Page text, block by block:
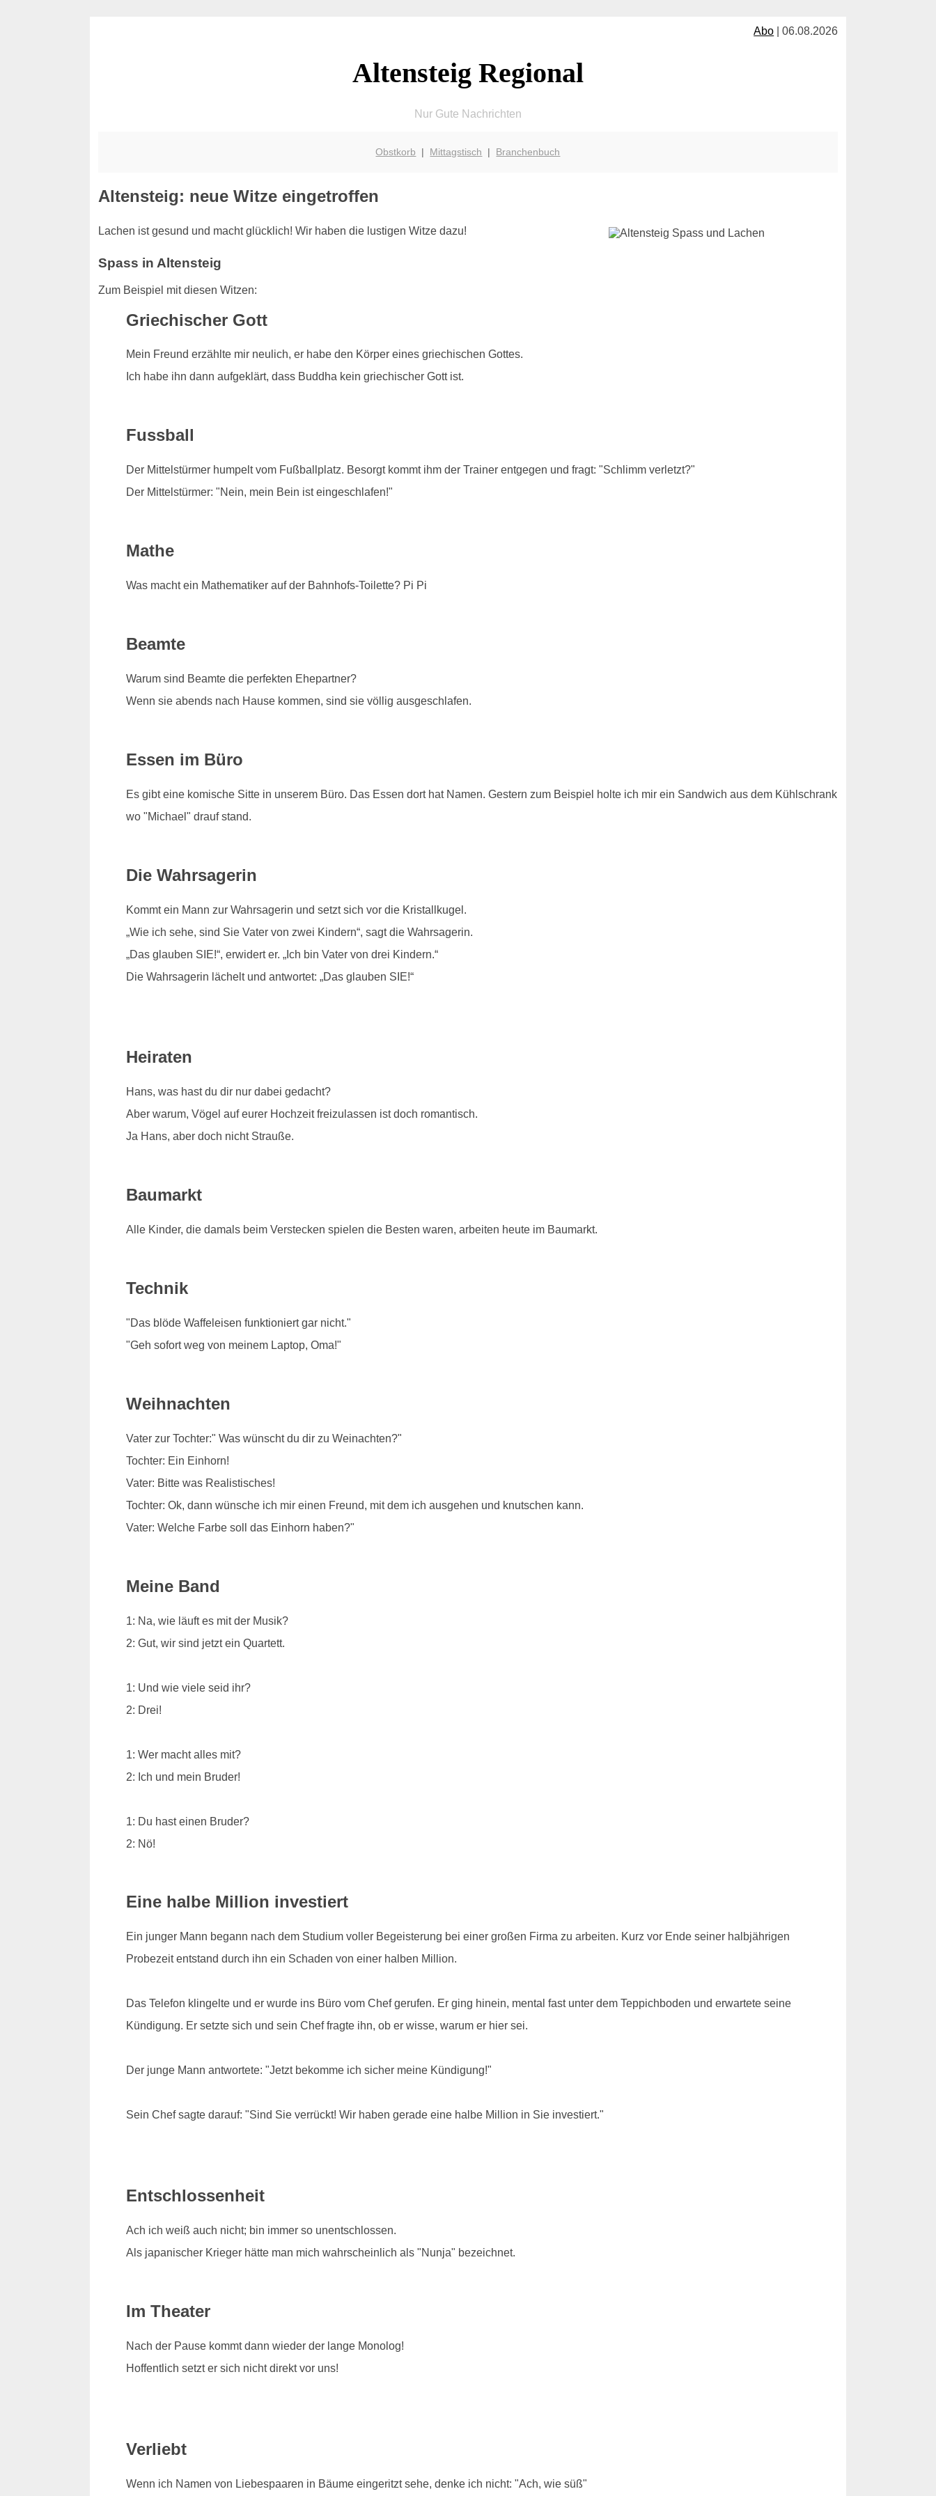
Abo | 06.08.2026
Altensteig Regional
Nur Gute Nachrichten
Obstkorb | Mittagstisch | Branchenbuch
Altensteig: neue Witze eingetroffen
Lachen ist gesund und macht glücklich! Wir haben die lustigen Witze dazu!
Spass in Altensteig
Zum Beispiel mit diesen Witzen:
Griechischer Gott
Mein Freund erzählte mir neulich, er habe den Körper eines griechischen Gottes.
Ich habe ihn dann aufgeklärt, dass Buddha kein griechischer Gott ist.
Fussball
Der Mittelstürmer humpelt vom Fußballplatz. Besorgt kommt ihm der Trainer entgegen und fragt: "Schlimm verletzt?"
Der Mittelstürmer: "Nein, mein Bein ist eingeschlafen!"
Mathe
Was macht ein Mathematiker auf der Bahnhofs-Toilette? Pi Pi
Beamte
Warum sind Beamte die perfekten Ehepartner?
Wenn sie abends nach Hause kommen, sind sie völlig ausgeschlafen.
Essen im Büro
Es gibt eine komische Sitte in unserem Büro. Das Essen dort hat Namen. Gestern zum Beispiel holte ich mir ein Sandwich aus dem Kühlschrank
wo "Michael" drauf stand.
Die Wahrsagerin
Kommt ein Mann zur Wahrsagerin und setzt sich vor die Kristallkugel.
„Wie ich sehe, sind Sie Vater von zwei Kindern“, sagt die Wahrsagerin.
„Das glauben SIE!“, erwidert er. „Ich bin Vater von drei Kindern.“
Die Wahrsagerin lächelt und antwortet: „Das glauben SIE!“
Heiraten
Hans, was hast du dir nur dabei gedacht?
Aber warum, Vögel auf eurer Hochzeit freizulassen ist doch romantisch.
Ja Hans, aber doch nicht Strauße.
Baumarkt
Alle Kinder, die damals beim Verstecken spielen die Besten waren, arbeiten heute im Baumarkt.
Technik
"Das blöde Waffeleisen funktioniert gar nicht."
"Geh sofort weg von meinem Laptop, Oma!"
Weihnachten
Vater zur Tochter:" Was wünscht du dir zu Weinachten?"
Tochter: Ein Einhorn!
Vater: Bitte was Realistisches!
Tochter: Ok, dann wünsche ich mir einen Freund, mit dem ich ausgehen und knutschen kann.
Vater: Welche Farbe soll das Einhorn haben?"
Meine Band
1: Na, wie läuft es mit der Musik?
2: Gut, wir sind jetzt ein Quartett.
1: Und wie viele seid ihr?
2: Drei!
1: Wer macht alles mit?
2: Ich und mein Bruder!
1: Du hast einen Bruder?
2: Nö!
Eine halbe Million investiert
Ein junger Mann begann nach dem Studium voller Begeisterung bei einer großen Firma zu arbeiten. Kurz vor Ende seiner halbjährigen
Probezeit entstand durch ihn ein Schaden von einer halben Million.
Das Telefon klingelte und er wurde ins Büro vom Chef gerufen. Er ging hinein, mental fast unter dem Teppichboden und erwartete seine
Kündigung. Er setzte sich und sein Chef fragte ihn, ob er wisse, warum er hier sei.
Der junge Mann antwortete: "Jetzt bekomme ich sicher meine Kündigung!"
Sein Chef sagte darauf: "Sind Sie verrückt! Wir haben gerade eine halbe Million in Sie investiert."
Entschlossenheit
Ach ich weiß auch nicht; bin immer so unentschlossen.
Als japanischer Krieger hätte man mich wahrscheinlich als "Nunja" bezeichnet.
Im Theater
Nach der Pause kommt dann wieder der lange Monolog!
Hoffentlich setzt er sich nicht direkt vor uns!
Verliebt
Wenn ich Namen von Liebespaaren in Bäume eingeritzt sehe, denke ich nicht: "Ach, wie süß"